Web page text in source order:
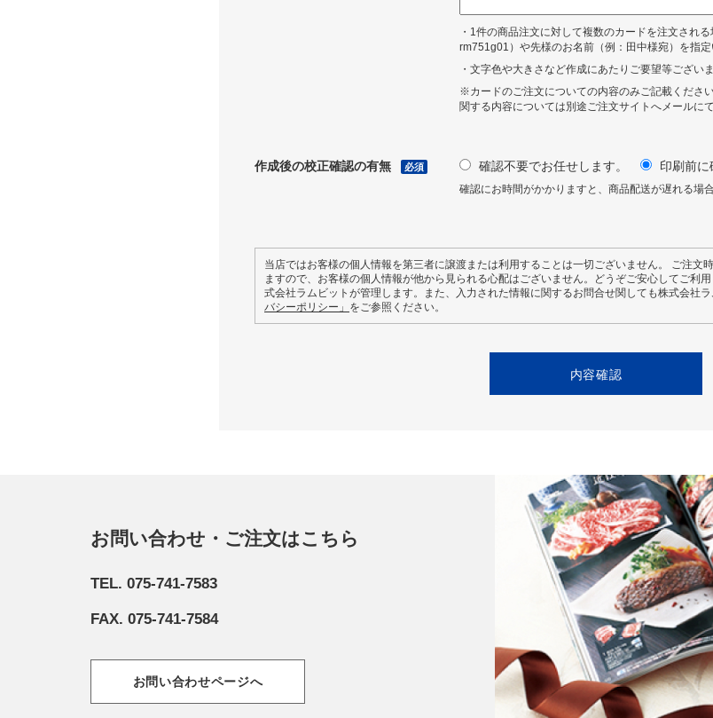
・1件の商品注文に対して複数のカードを注文され
rm751g01）や先様のお名前（例：田中様宛）を指定
・文字色や大きさなど作成にあたりご要望等ござい
※カードのご注文についての内容のみご記載くださ
関する内容については別途ご注文サイトへメールに
作成後の校正確認の有無 必須 確認不要でお任せします。 印刷前に
確認にお時間がかかりますと、商品配送が遅れる場
当店ではお客様の個人情報を第三者に譲渡または利用することは一切ございません。 ご注文
ますので、お客様の個人情報が他から見られる心配はございません。どうぞご安心してご利
式会社ラムビットが管理します。また、入力された情報に関するお問合せ関しても株式会社
バシーポリシー」 をご参照ください。
お問い合わせ・ご注文はこちら
TEL. 075-741-7583
FAX. 075-741-7584
お問い合わせページへ